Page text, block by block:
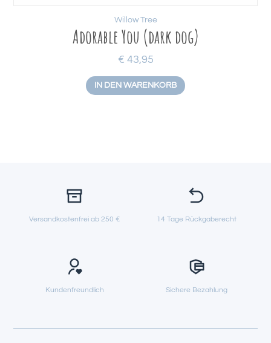
Adorable You (dark dog)
€ 43,95
IN DEN WARENKORB
Willow Tree
Versandkostenfrei ab 250 € 14 Tage Rückgaberecht
Kundenfreundlich Sichere Bezahlung